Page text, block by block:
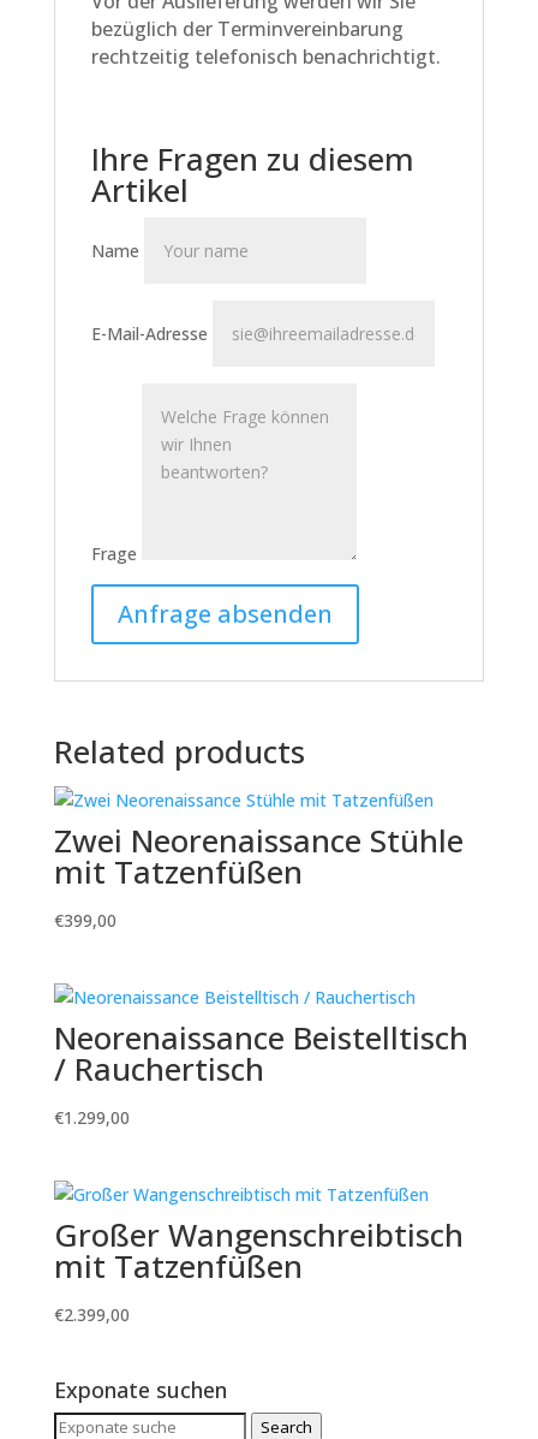
bezüglich der Terminvereinbarung
rechtzeitig telefonisch benachrichtigt.
Ihre Fragen zu diesem
Artikel
Name
E-Mail-Adresse
Frage
Related products
Zwei Neorenaissance Stühle
mit Tatzenfüßen
€399,00
Neorenaissance Beistelltisch
/ Rauchertisch
€1.299,00
Großer Wangenschreibtisch
mit Tatzenfüßen
€2.399,00
Exponate suchen
Search
Search